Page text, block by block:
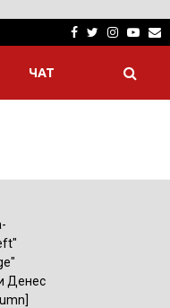
Facebook
Twitter
ЧАТ
Денес